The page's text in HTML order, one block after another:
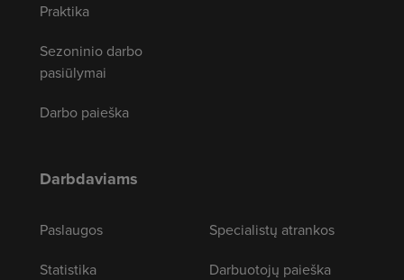
Praktika
Sezoninio darbo
pasiūlymai
Darbo paieška
Darbdaviams
Paslaugos
Statistika
Specialistų atrankos
Darbuotojų paieška